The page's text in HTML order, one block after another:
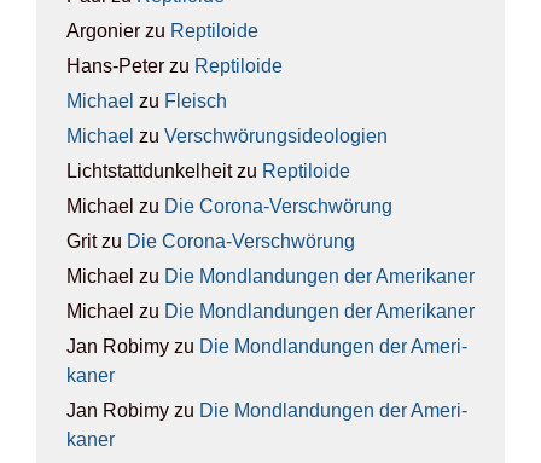
Argonier zu Rep­ti­lo­ide
Hans-Peter zu Rep­ti­lo­ide
Michael zu Fleisch
Michael zu Ver­schwö­rungs­ideo­lo­gien
Lichtstattdunkelheitzu Rep­ti­lo­ide
Michael zu Die Coro­na-Ver­schwö­rung
Gritzu Die Coro­na-Ver­schwö­rung
Michael zu Die Mond­lan­dun­gen der Ame­ri­ka­ner
Michael zu Die Mond­lan­dun­gen der Ame­ri­ka­ner
Jan Robimy zu Die Mond­lan­dun­gen der Ame­ri­
ka­ner
Jan Robimy zu Die Mond­lan­dun­gen der Ame­ri­
ka­ner